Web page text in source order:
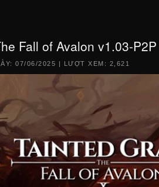
Fall of Avalon v1.03-P2P
07/06/2025 | LƯỢT XEM: 2,621